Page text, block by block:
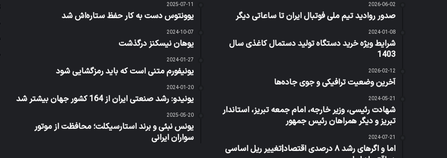
2026-06-02
صدور روادید تیم ملی فوتبال ایران تا ساعاتی دیگر
2024-01-08
شرایط ويژه خرید دستگاه تولید دستمال کاغذی سال
1403
2026-02-12
آخرین وضعیت ترافیکی و جوی جاده‌ها
2024-05-21
شهادت رئیسی، وزیر خارجه، امام جمعه تبریز، استاندار
تبریز و دیگر همراهان رئیس جمهور
2024-07-21
اما و اگرهای رشد ۸ درصدی اقتصاد|تغییر ریل اساسی
2025-07-11
یوونتوس دست به کار حفظ ستاره‌اش شد
2024-10-07
یوهان نیسکنز درگذشت
2024-01-27
یونیفورم متنی است که باید رمزگشایی شود
2024-01-20
یونیدو: رشد صنعتی ایران از 164 کشور جهان بیشتر شد
2025-05-20
یونس نبئی و برند استارسیکلت؛ محافظت از موتور
سواران ایرانی